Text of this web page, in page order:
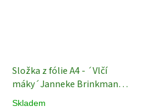
Složka z fólie A4 - ´Vlčí
máky´Janneke Brinkman-
Salentijn
Skladem